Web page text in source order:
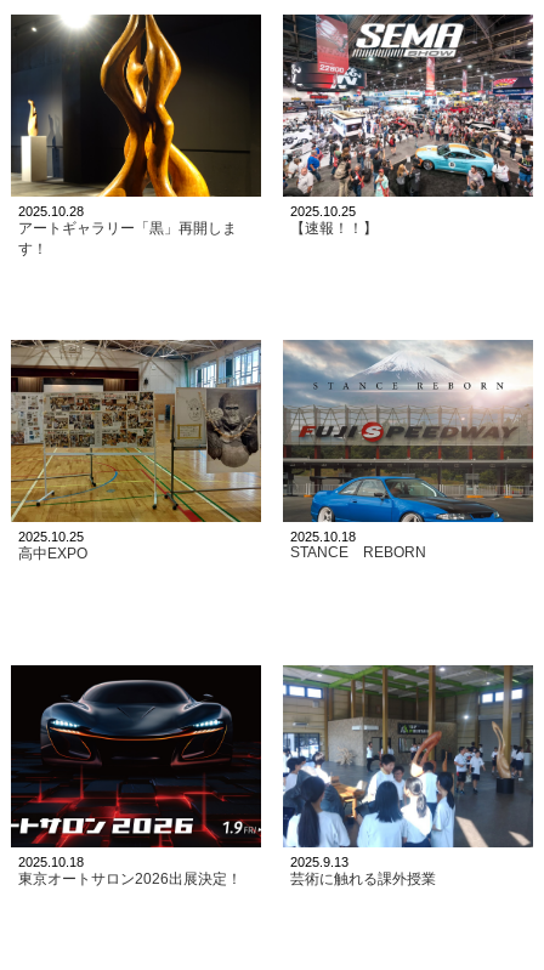
2025.10.28
アートギャラリー「黒」再開しま
す！
2025.10.25
【速報！！】
2025.10.25
高中EXPO
2025.10.18
STANCE REBORN
2025.10.18
東京オートサロン2026出展決定！
2025.9.13
芸術に触れる課外授業